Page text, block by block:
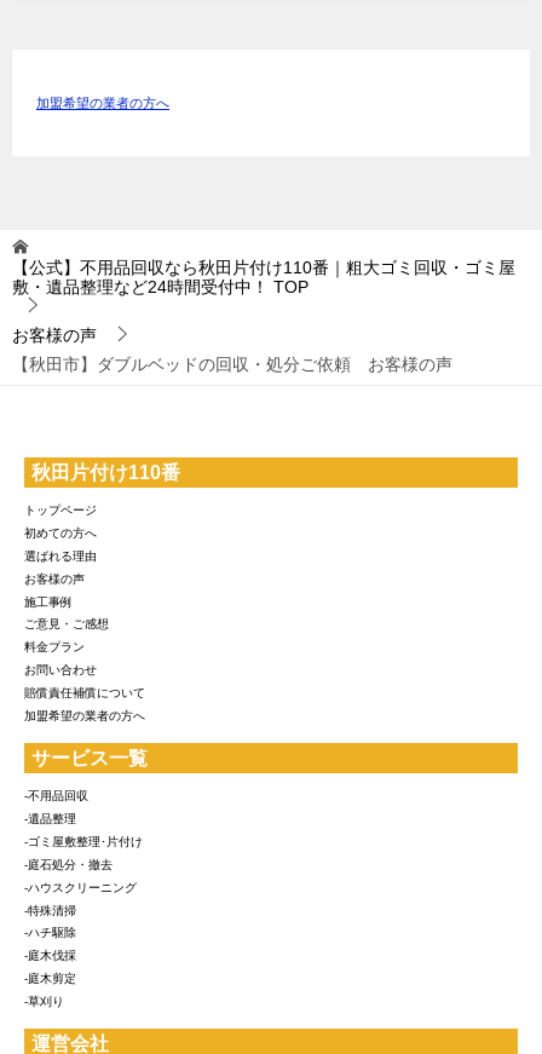
加盟希望の業者の方へ
【公式】不用品回収なら秋田片付け110番｜粗大ゴミ回収・ゴミ屋
敷・遺品整理など24時間受付中！
TOP
お客様の声
【秋田市】ダブルベッドの回収・処分ご依頼 お客様の声
秋田片付け110番
トップページ
初めての方へ
選ばれる理由
お客様の声
施工事例
ご意見・ご感想
料金プラン
お問い合わせ
賠償責任補償について
加盟希望の業者の方へ
サービス一覧
-不用品回収
-遺品整理
-ゴミ屋敷整理･片付け
-庭石処分・撤去
-ハウスクリーニング
-特殊清掃
-ハチ駆除
-庭木伐採
-庭木剪定
-草刈り
運営会社